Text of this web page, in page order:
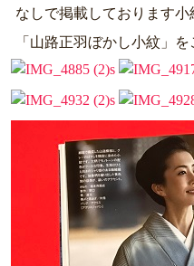
なしで掲載しております小
「山路正羽ぼかし小紋」を